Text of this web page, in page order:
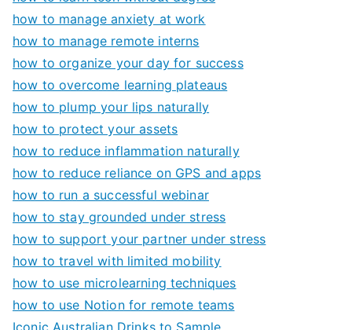
how to manage anxiety at work
how to manage remote interns
how to organize your day for success
how to overcome learning plateaus
how to plump your lips naturally
how to protect your assets
how to reduce inflammation naturally
how to reduce reliance on GPS and apps
how to run a successful webinar
how to stay grounded under stress
how to support your partner under stress
how to travel with limited mobility
how to use microlearning techniques
how to use Notion for remote teams
Iconic Australian Drinks to Sample